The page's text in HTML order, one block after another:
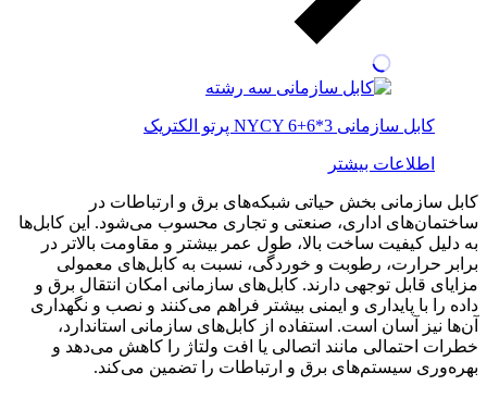
کابل سازمانی NYCY 6+6*3 پرتو الکتریک
اطلاعات بیشتر
کابل سازمانی بخش حیاتی شبکه‌های برق و ارتباطات در
ساختمان‌های اداری، صنعتی و تجاری محسوب می‌شود. این کابل‌ها
به دلیل کیفیت ساخت بالا، طول عمر بیشتر و مقاومت بالاتر در
برابر حرارت، رطوبت و خوردگی، نسبت به کابل‌های معمولی
مزایای قابل توجهی دارند. کابل‌های سازمانی امکان انتقال برق و
داده را با پایداری و ایمنی بیشتر فراهم می‌کنند و نصب و نگهداری
آن‌ها نیز آسان است. استفاده از کابل‌های سازمانی استاندارد،
خطرات احتمالی مانند اتصالی یا افت ولتاژ را کاهش می‌دهد و
بهره‌وری سیستم‌های برق و ارتباطات را تضمین می‌کند.